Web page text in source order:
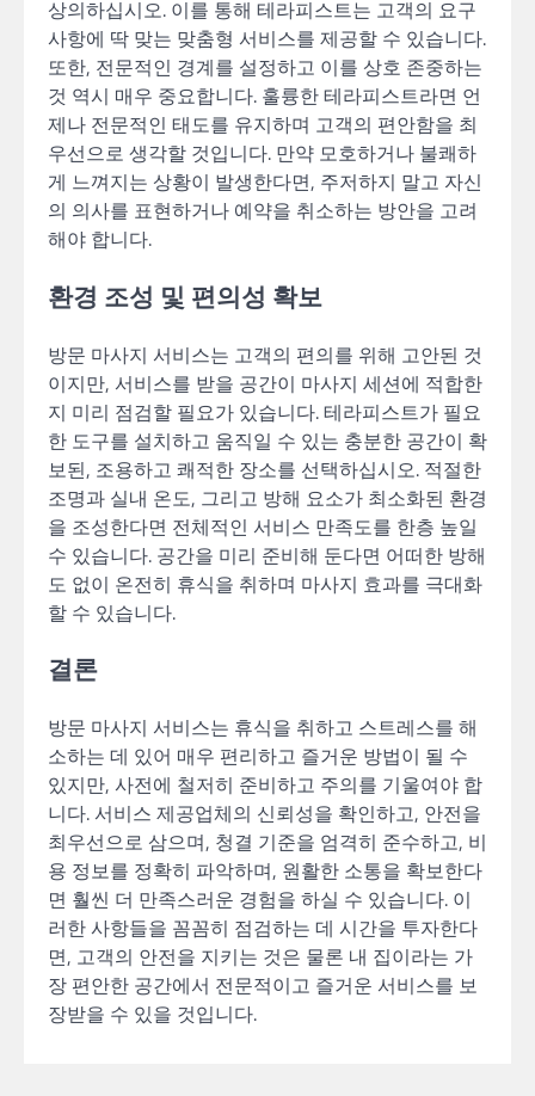
상의하십시오. 이를 통해 테라피스트는 고객의 요구
사항에 딱 맞는 맞춤형 서비스를 제공할 수 있습니다.
또한, 전문적인 경계를 설정하고 이를 상호 존중하는
것 역시 매우 중요합니다. 훌륭한 테라피스트라면 언
제나 전문적인 태도를 유지하며 고객의 편안함을 최
우선으로 생각할 것입니다. 만약 모호하거나 불쾌하
게 느껴지는 상황이 발생한다면, 주저하지 말고 자신
의 의사를 표현하거나 예약을 취소하는 방안을 고려
해야 합니다.
환경 조성 및 편의성 확보
방문 마사지 서비스는 고객의 편의를 위해 고안된 것
이지만, 서비스를 받을 공간이 마사지 세션에 적합한
지 미리 점검할 필요가 있습니다. 테라피스트가 필요
한 도구를 설치하고 움직일 수 있는 충분한 공간이 확
보된, 조용하고 쾌적한 장소를 선택하십시오. 적절한
조명과 실내 온도, 그리고 방해 요소가 최소화된 환경
을 조성한다면 전체적인 서비스 만족도를 한층 높일
수 있습니다. 공간을 미리 준비해 둔다면 어떠한 방해
도 없이 온전히 휴식을 취하며 마사지 효과를 극대화
할 수 있습니다.
결론
방문 마사지 서비스는 휴식을 취하고 스트레스를 해
소하는 데 있어 매우 편리하고 즐거운 방법이 될 수
있지만, 사전에 철저히 준비하고 주의를 기울여야 합
니다. 서비스 제공업체의 신뢰성을 확인하고, 안전을
최우선으로 삼으며, 청결 기준을 엄격히 준수하고, 비
용 정보를 정확히 파악하며, 원활한 소통을 확보한다
면 훨씬 더 만족스러운 경험을 하실 수 있습니다. 이
러한 사항들을 꼼꼼히 점검하는 데 시간을 투자한다
면, 고객의 안전을 지키는 것은 물론 내 집이라는 가
장 편안한 공간에서 전문적이고 즐거운 서비스를 보
장받을 수 있을 것입니다.